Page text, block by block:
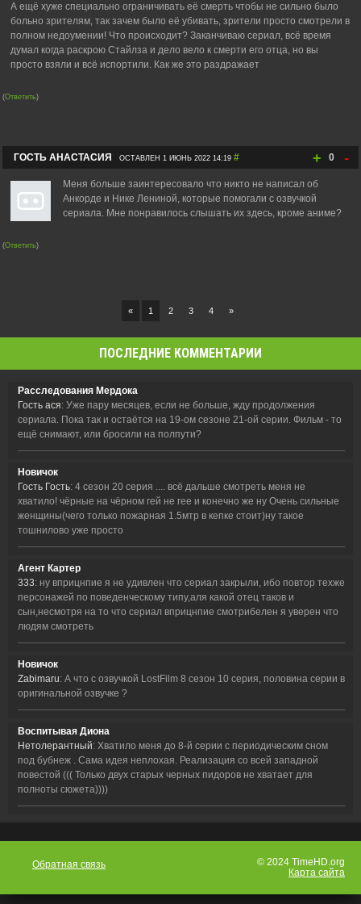
А ещё хуже специально ограничивать её смерть чтобы не сильно было
больно зрителям, так зачем было её убивать, зрители просто смотрели в
полном недоумении! Что происходит? Заканчиваю сериал, всё время
думал когда раскрою Стайлза и дело вело к смерти его отца, но вы
просто взяли и всё испортили. Как же это раздражает
(Ответить)
+ 0 -
ГОСТЬ АНАСТАСИЯ ОСТАВЛЕН 1 ИЮНЬ 2022 14:19 #
Меня больше заинтересовало что никто не написал об
Анкорде и Нике Лениной, которые помогали с озвучкой
сериала. Мне понравилось слышать их здесь, кроме аниме?
(Ответить)
« 1 2 3 4 »
ПОСЛЕДНИЕ КОММЕНТАРИИ
Расследования Мердока
Гость ася: Уже пару месяцев, если не больше, жду продолжения
сериала. Пока так и остаётся на 19-ом сезоне 21-ой серии. Фильм - то
ещё снимают, или бросили на полпути?
Новичок
Гость Гость: 4 сезон 20 серия .... всё дальше смотреть меня не
хватило! чёрные на чёрном гей не гее и конечно же ну Очень сильные
женщины(чего только пожарная 1.5мтр в кепке стоит)ну такое
тошнилово уже просто
Агент Картер
333: ну вприцнпие я не удивлен что сериал закрыли, ибо повтор техже
персонажей по поведенческому типу,аля какой отец таков и
сын,несмотря на то что сериал вприцнпие смотрибелен я уверен что
людям смотреть
Новичок
Zabimaru: А что с озвучкой LostFilm 8 сезон 10 серия, половина серии в
оригинальной озвучке ?
Воспитывая Диона
Нетолерантный: Хватило меня до 8-й серии с периодическим сном
под бубнеж . Сама идея неплохая. Реализация со всей западной
повестой ((( Только двух старых черных пидоров не хватает для
полноты сюжета))))
Обратная связь
© 2024 TimeHD.org
Карта сайта